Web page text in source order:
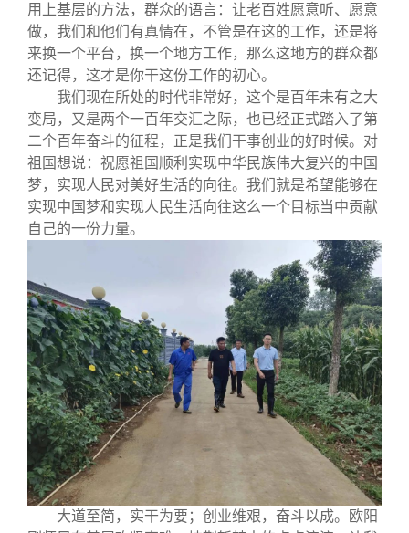
用上基层的方法，群众的语言：让老百姓愿意听、愿意
做，我们和他们有真情在，不管是在这的工作，还是将
来换一个平台，换一个地方工作，那么这地方的群众都
还记得，这才是你干这份工作的初心。
我们现在所处的时代非常好，这个是百年未有之大
变局，又是两个一百年交汇之际，也已经正式踏入了第
二个百年奋斗的征程，正是我们干事创业的好时候。对
祖国想说：祝愿祖国顺利实现中华民族伟大复兴的中国
梦，实现人民对美好生活的向往。我们就是希望能够在
实现中国梦和实现人民生活向往这么一个目标当中贡献
自己的一份力量。
大道至简，实干为要；创业维艰，奋斗以成。欧阳